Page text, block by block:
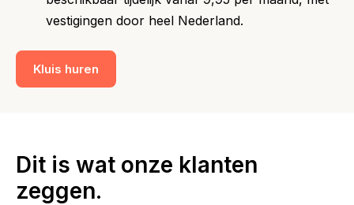
vestigingen door heel Nederland.
Kluis huren
Dit is wat onze klanten
zeggen.